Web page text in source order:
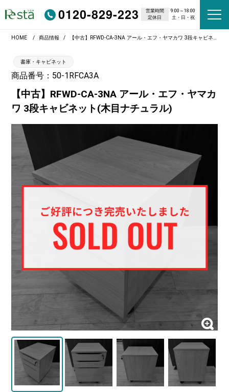
0120-829-223 営業時間
9:00～18:00
定休日
土・日・祝
HOME 商品情報 【中古】RFWD-CA-3NA アール・エフ・ヤマカワ 3段キャビネット(木目ナチュラル)
書庫・キャビネット
商品番号：50-1RFCA3A
【中古】RFWD-CA-3NA アール・エフ・ヤマカ
ワ 3段キャビネット(木目ナチュラル)